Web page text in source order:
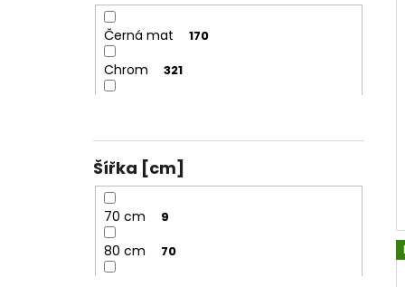
Černá mat 170
Chrom 321
Šířka [cm]
70 cm 9
80 cm 70